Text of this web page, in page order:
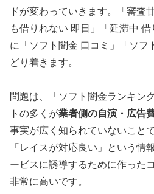
ドが変わっていきます。「審査
も借りれない 即日」「延滞中
に「ソフト闇金 口コミ」「ソフ
どり着きます。
問題は、「ソフト闇金ランキン
トの多くが業者側の自演・広告
事実が広く知られていないこと
「レイスが対応良い」という情
ービスに誘導するために作った
非常に高いです。